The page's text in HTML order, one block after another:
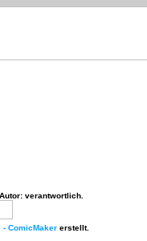
verantwortlich.
- ComicMaker erstellt.